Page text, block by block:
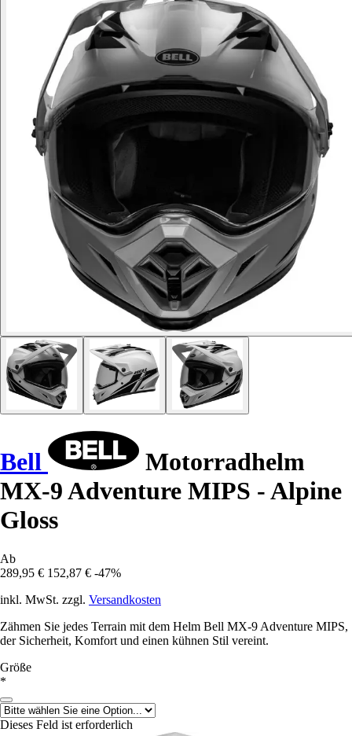
Bell
Motorradhelm
MX-9 Adventure MIPS - Alpine
Gloss
Ab
289,95 € 152,87 € -47%
inkl. MwSt. zzgl. Versandkosten
Zähmen Sie jedes Terrain mit dem Helm Bell MX-9 Adventure MIPS,
der Sicherheit, Komfort und einen kühnen Stil vereint.
Größe
*
Dieses Feld ist erforderlich